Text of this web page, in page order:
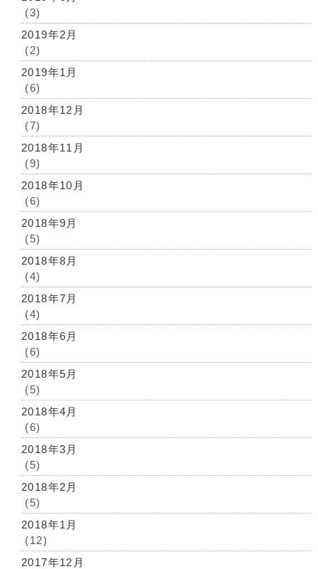
(3)
2019年2月
(2)
2019年1月
(6)
2018年12月
(7)
2018年11月
(9)
2018年10月
(6)
2018年9月
(5)
2018年8月
(4)
2018年7月
(4)
2018年6月
(6)
2018年5月
(5)
2018年4月
(6)
2018年3月
(5)
2018年2月
(5)
2018年1月
(12)
2017年12月